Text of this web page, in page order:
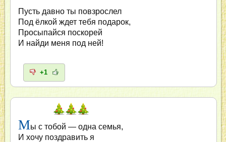
Пусть давно ты повзрослел
Под ёлкой ждет тебя подарок,
Просыпайся поскорей
И найди меня под ней!
+1
Мы с тобой — одна семья,
И хочу поздравить я